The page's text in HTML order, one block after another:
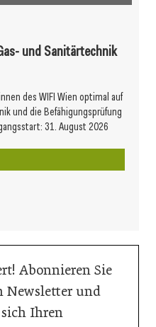
und Sanitärtechnik
des WIFI Wien optimal auf
und die Befähigungsprüfung
31. August 2026
Abonnieren Sie
Newsletter und
Ihren